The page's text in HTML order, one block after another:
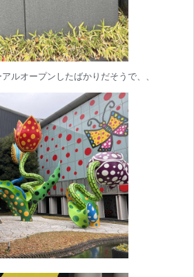
ルオープンしたばかりだそうで、、